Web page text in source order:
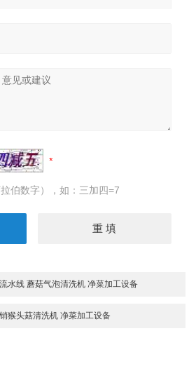
伯数字），如：三加四=7
水线 蘑菇气泡清洗机 净菜加工设备
猴头菇清洗机 净菜加工设备